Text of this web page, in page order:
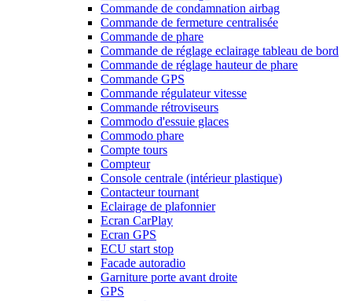
Commande de condamnation airbag
Commande de fermeture centralisée
Commande de phare
Commande de réglage eclairage tableau de bord
Commande de réglage hauteur de phare
Commande GPS
Commande régulateur vitesse
Commande rétroviseurs
Commodo d'essuie glaces
Commodo phare
Compte tours
Compteur
Console centrale (intérieur plastique)
Contacteur tournant
Eclairage de plafonnier
Ecran CarPlay
Ecran GPS
ECU start stop
Facade autoradio
Garniture porte avant droite
GPS